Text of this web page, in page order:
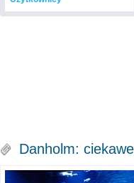
Danholm: